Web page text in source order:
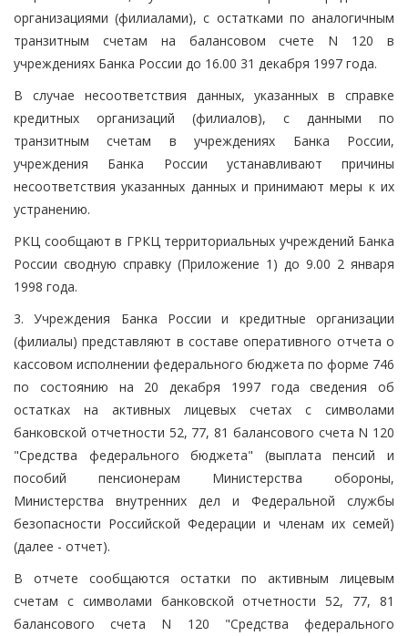
организациями (филиалами), с остатками по аналогичным
транзитным счетам на балансовом счете N 120 в
учреждениях Банка России до 16.00 31 декабря 1997 года.
В случае несоответствия данных, указанных в справке
кредитных организаций (филиалов), с данными по
транзитным счетам в учреждениях Банка России,
учреждения Банка России устанавливают причины
несоответствия указанных данных и принимают меры к их
устранению.
РКЦ сообщают в ГРКЦ территориальных учреждений Банка
России сводную справку (Приложение 1) до 9.00 2 января
1998 года.
3. Учреждения Банка России и кредитные организации
(филиалы) представляют в составе оперативного отчета о
кассовом исполнении федерального бюджета по форме 746
по состоянию на 20 декабря 1997 года сведения об
остатках на активных лицевых счетах с символами
банковской отчетности 52, 77, 81 балансового счета N 120
"Средства федерального бюджета" (выплата пенсий и
пособий пенсионерам Министерства обороны,
Министерства внутренних дел и Федеральной службы
безопасности Российской Федерации и членам их семей)
(далее - отчет).
В отчете сообщаются остатки по активным лицевым
счетам с символами банковской отчетности 52, 77, 81
балансового счета N 120 "Средства федерального